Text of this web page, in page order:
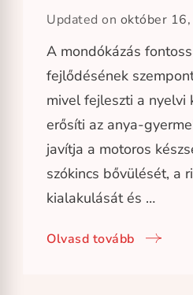
Updated on október
A mondókázás
fejlődésének
mivel fejleszti a nyelvi
erősíti az anya-
javítja a motoros
szókincs bővülését, a
kialakulását és …
Olvasd tovább